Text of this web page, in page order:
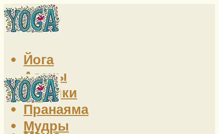
Йога
Асаны
Техники
Пранаяма
Мудры